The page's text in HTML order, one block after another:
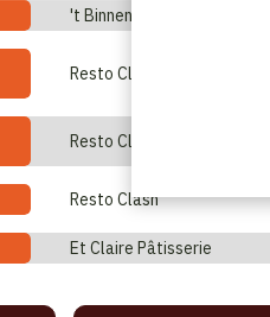
't Binnenhof
Resto Clash
Resto Clash
Resto Clash
Et Claire Pâtisserie